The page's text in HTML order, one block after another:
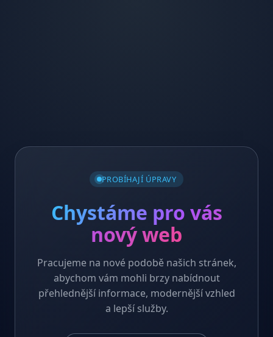
PROBÍHAJÍ ÚPRAVY
Chystáme pro vás
nový web
Pracujeme na nové podobě našich stránek,
abychom vám mohli brzy nabídnout
přehlednější informace, modernější vzhled
a lepší služby.